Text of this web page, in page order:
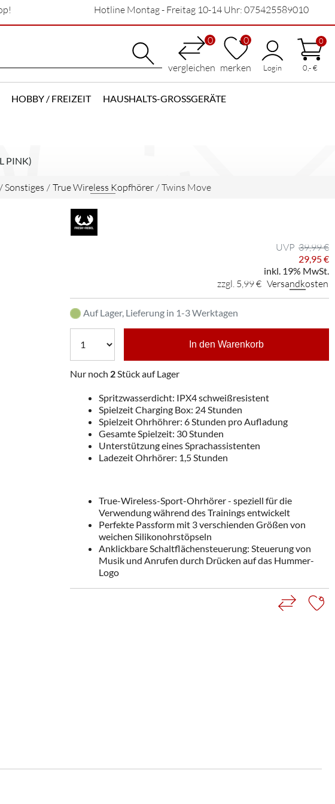
Hotline Montag - Freitag 10-14 Uhr: 075425589010
0
vergleichen
0
merken Login
0
0,- €
HOBBY / FREIZEIT HAUSHALTS-GROSSGERÄTE
PINK)
/ True Wireless Kopfhörer /Twins Move
39,99 €
29,95 €
inkl. 19% MwSt.
zzgl. 5,99 € Versandkosten
Auf Lager, Lieferung in 1-3 Werktagen
In den Warenkorb
Nur noch 2Stück auf Lager
Spritzwasserdicht: IPX4 schweißresistent
Spielzeit Charging Box: 24 Stunden
Spielzeit Ohrhöhrer: 6 Stunden pro Aufladung
Gesamte Spielzeit: 30 Stunden
Unterstützung eines Sprachassistenten
Ladezeit Ohrhörer: 1,5 Stunden
True-Wireless-Sport-Ohrhörer - speziell für die
Verwendung während des Trainings entwickelt
Perfekte Passform mit 3 verschienden Größen von
weichen Silikonohrstöpseln
Anklickbare Schaltflächensteuerung: Steuerung von
Musik und Anrufen durch Drücken auf das Hummer-
Logo